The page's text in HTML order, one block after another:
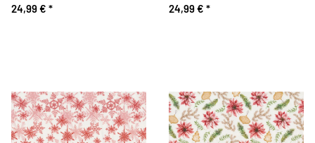
24,99 € *
24,99 € *